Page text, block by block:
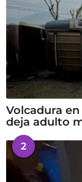
Volcadura
deja adulto
2